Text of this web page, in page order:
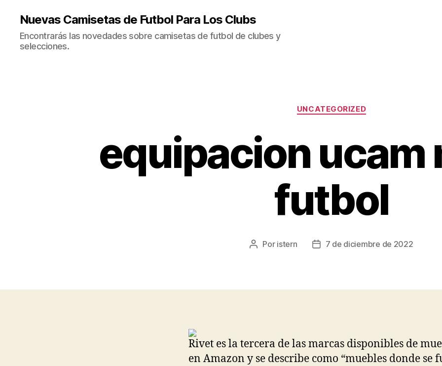
Nuevas Camisetas de Futbol Para Los Clubs
Encontrarás las novedades sobre camisetas de futbol de clubes y
selecciones.
Categorías
UNCATEGORIZED
equipacion ucam
futbol
Autor
Por istern
Fecha7 de diciembre de 2022
Rivet es la tercera de las marcas disponibles de
en Amazon y se describe como “muebles donde se